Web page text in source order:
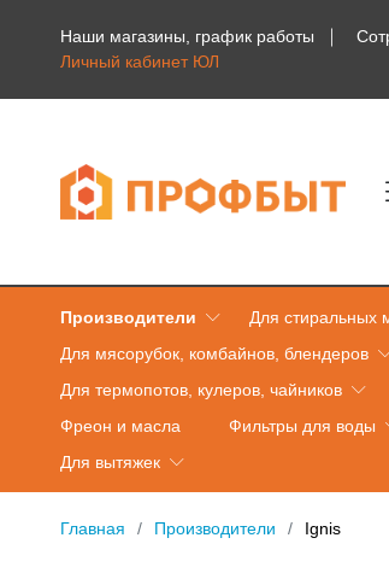
Наши магазины, график работы
Личный кабинет ЮЛ
Производители Для стиральных
Для мясорубок, комбайнов, блендеров
Для термопотов, кулеров, чайников
Фреон и масла
Фильтры для воды
Для вытяжек
Главная Производители Ignis